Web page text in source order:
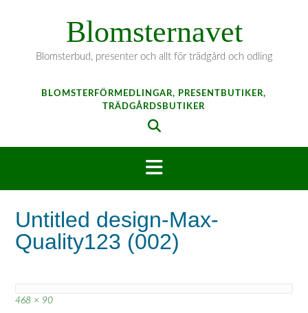
Blomsternavet
Blomsterbud, presenter och allt för trädgård och odling
BLOMSTERFÖRMEDLINGAR, PRESENTBUTIKER,
TRÄDGÅRDSBUTIKER
Untitled design-Max-
Quality123 (002)
Full
468 × 90